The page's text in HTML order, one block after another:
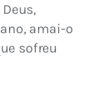
amai-o
sofreu